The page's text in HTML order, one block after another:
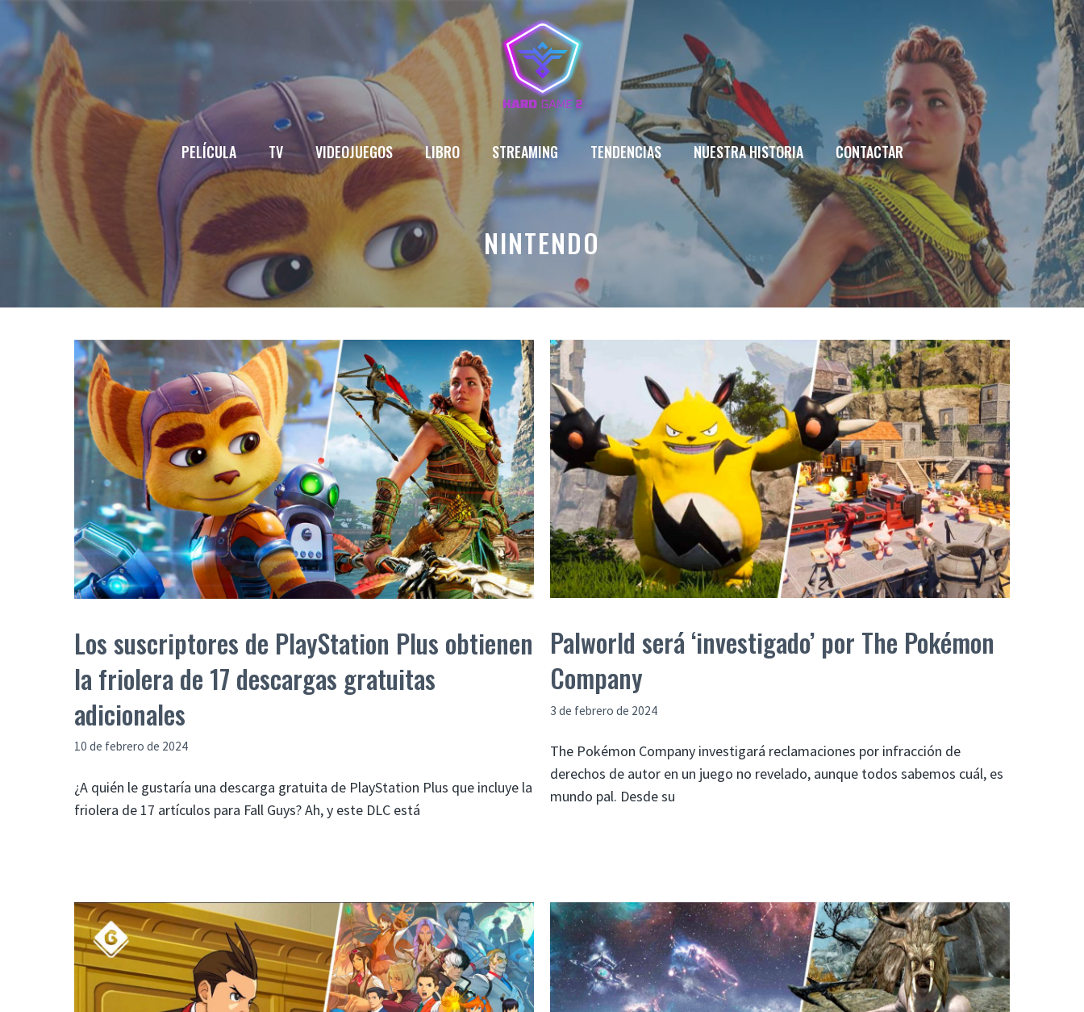
Saltar
contenido
PELÍCULA TV VIDEOJUEGOS LIBRO STREAMING TENDENCIAS NUESTRA HISTORIA CONTACTAR
NINTENDO
Los suscriptores de PlayStation Plus obtienen
la friolera de 17 descargas gratuitas
adicionales
10 de febrero de 2024
¿A quién le gustaría una descarga gratuita de PlayStation Plus que incluye la
friolera de 17 artículos para Fall Guys? Ah, y este DLC está
Palworld será ‘investigado’ por The Pokémon
Company
3 de febrero de 2024
The Pokémon Company investigará reclamaciones por infracción de
derechos de autor en un juego no revelado, aunque todos sabemos cuál, es
mundo pal. Desde su